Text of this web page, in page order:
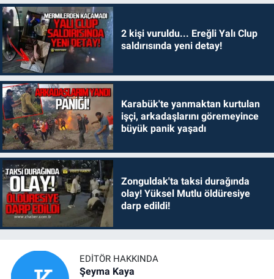
2 kişi vuruldu... Ereğli Yalı Clup
saldırısında yeni detay!
Karabük'te yanmaktan kurtulan
işçi, arkadaşlarını göremeyince
büyük panik yaşadı
Zonguldak'ta taksi durağında
olay! Yüksel Mutlu öldüresiye
darp edildi!
EDITÖR HAKKINDA
Şeyma Kaya